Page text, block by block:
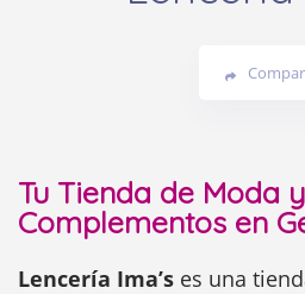
Tu Tienda de Moda y
Complementos en
Lencería Ima’s es una